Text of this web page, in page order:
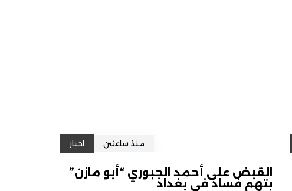
منذ ساعتين اخبار
القبض على أحمد الجبوري “أبو مازن”
بتهم فساد في بغداد